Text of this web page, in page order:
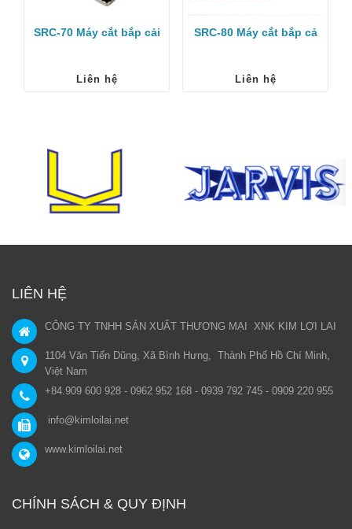
SRC-70 Máy cắt bắp cải
Liên hệ
SRC-80 Máy cắt bắp cả
Liên hệ
LIÊN HỆ
CÔNG TY TNHH SẢN XUẤT THƯƠNG MẠI XNK KIM LỢI LAI
1104 Văn Tiến Dũng, Xã Bình Hưng, Thành Phố Hồ Chí Minh,
Việt Nam
+84.909 600 928 - 0962 952 168 - 0939 792 745 - 0909 220 955
info@kimloilai.net
www.kimloilai.net
CHÍNH SÁCH & QUY ĐỊNH